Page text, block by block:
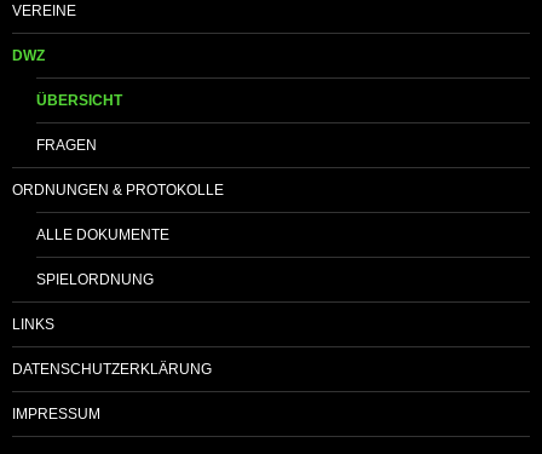
VEREINE
DWZ
ÜBERSICHT
FRAGEN
ORDNUNGEN & PROTOKOLLE
ALLE DOKUMENTE
SPIELORDNUNG
LINKS
DATENSCHUTZERKLÄRUNG
IMPRESSUM